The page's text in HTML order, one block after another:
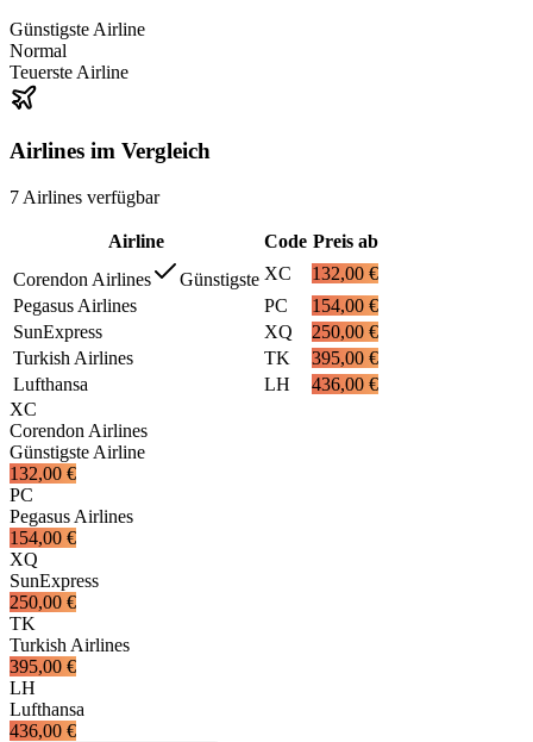
Günstigste Airline
Normal
Teuerste Airline
Airlines im Vergleich
7 Airlines verfügbar
Airline Code Preis ab
Corendon Airlines
Günstigste XC
132,00 €
Pegasus Airlines
PC
154,00 €
SunExpress
XQ
250,00 €
Turkish Airlines
TK
395,00 €
Lufthansa
LH
436,00 €
XC
Corendon Airlines
Günstigste Airline
132,00 €
PC
Pegasus Airlines
154,00 €
XQ
SunExpress
250,00 €
TK
Turkish Airlines
395,00 €
LH
Lufthansa
436,00 €